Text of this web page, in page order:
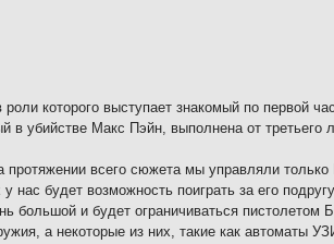
которого выступает знакомый по первой
в убийстве Макс Пэйн, выполнена от третьего
протяжении всего сюжета мы управляли
нас будет возможность поиграть за его
большой и будет ограничиваться пистолетом
а некоторые из них, такие как автоматы